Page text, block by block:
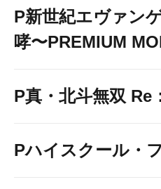
P新世紀エヴァン
哮〜PREMIUM
P真・北斗無双 Re
Pハイスクール・